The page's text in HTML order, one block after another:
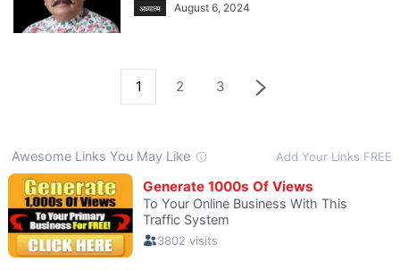
अध्यात्म August 6, 2024
1 2 3